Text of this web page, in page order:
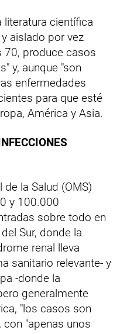
literatura científica
aislado por vez
70, produce casos
y, aunque "son
enfermedades
para que esté
América y Asia.
la Salud (OMS)
y 100.000
sobre todo en
Sur, donde la
renal lleva
sanitario relevante- y
-donde la
generalmente
"los casos son
"apenas unos